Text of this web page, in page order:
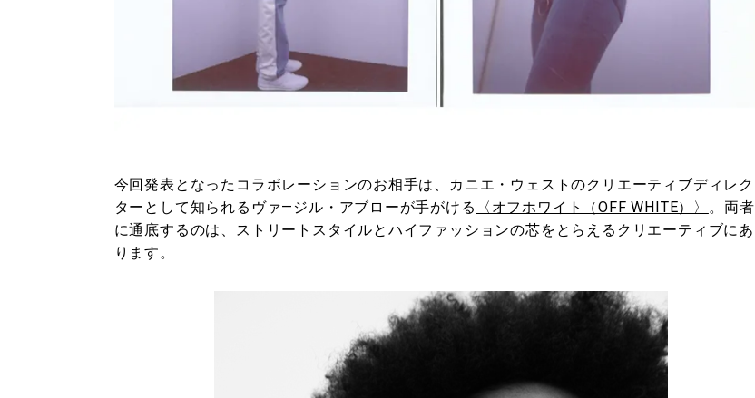
今回発表となったコラボレーションのお相手は、カニエ・ウェストのクリエーティブディレク
ターとして知られるヴァ—ジル・アブローが手がける
〈オフホワイト（OFF WHITE）〉 。両者
に通底するのは、ストリートスタイルとハイファッションの芯をとらえるクリエーティブにあ
ります。